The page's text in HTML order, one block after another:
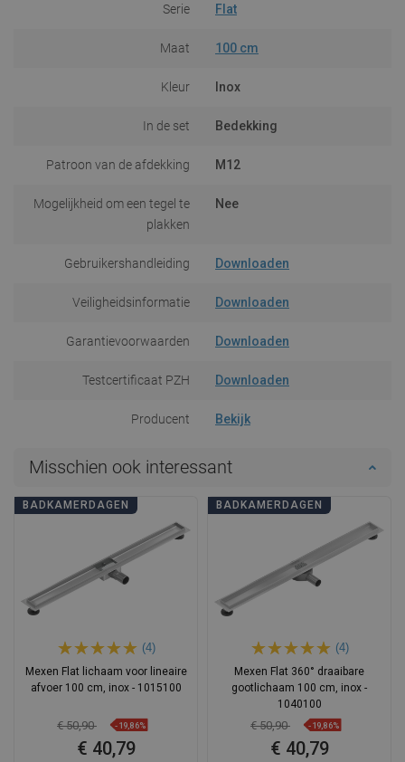
Serie Flat
Maat 100 cm
Kleur Inox
In de set Bedekking
Patroon van de afdekking M12
Mogelijkheid om een tegel te
plakken
Nee
Gebruikershandleiding Downloaden
Veiligheidsinformatie Downloaden
Garantievoorwaarden Downloaden
Testcertificaat PZH Downloaden
Producent Bekijk
Misschien ook interessant
BADKAMERDAGEN
(4)
Mexen Flat lichaam voor lineaire
afvoer 100 cm, inox - 1015100
€ 50,90 -19,86%
€ 40,79
BADKAMERDAGEN
(4)
Mexen Flat 360° draaibare
gootlichaam 100 cm, inox -
1040100
€ 50,90 -19,86%
€ 40,79